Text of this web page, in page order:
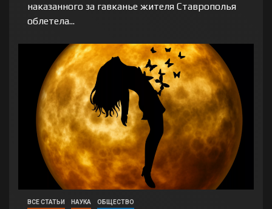
наказанного за гавканье жителя Ставрополья
облетела...
ВСЕ СТАТЬИ НАУКА ОБЩЕСТВО